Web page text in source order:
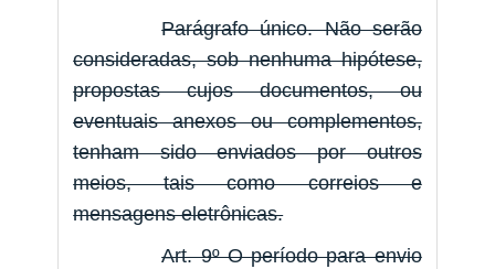
Parágrafo único. Não serão
consideradas, sob nenhuma hipótese,
propostas cujos documentos, ou
eventuais anexos ou complementos,
tenham sido enviados por outros
meios, tais como correios e
mensagens eletrônicas.
Art. 9º O período para envio